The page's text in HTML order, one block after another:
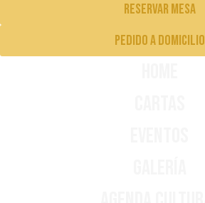
Reservar mesa
pedido a domicilio